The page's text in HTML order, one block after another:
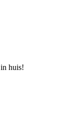
in huis!